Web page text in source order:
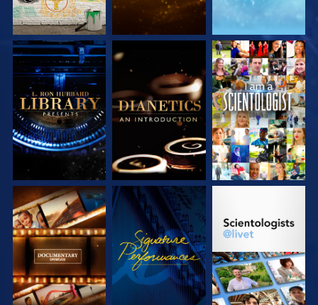
UTFORSKA
SERIEN
UTFORSKA
SERIEN
TITTA
UTFORSKA
SERIEN
TITTA
UTFORSKA